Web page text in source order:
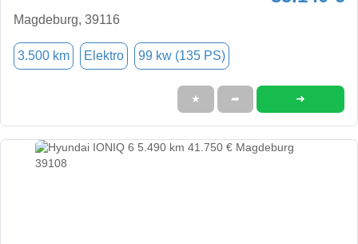
Magdeburg, 39116
3.500 km Elektro 99 kw (135 PS)
★ ➦ ➜